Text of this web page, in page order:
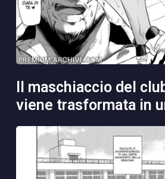
viene trasformata in